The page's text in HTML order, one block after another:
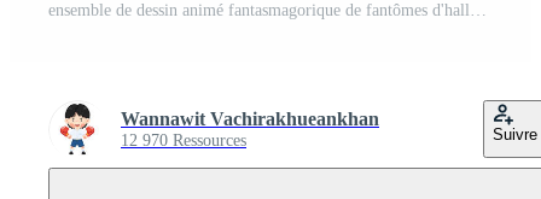
ensemble de dessin animé fantasmagorique de fantômes d'halloween Vecteur Pro
Wannawit Vachirakhueankhan
12 970 Ressources Suivre